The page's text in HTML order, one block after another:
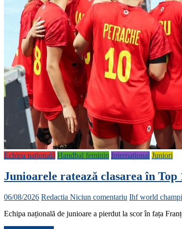
Echipa națională Handbal feminin Internațional Juniori
Junioarele ratează clasarea în Top
06/08/2026 Redactia Niciun comentariu Ihf world
Echipa națională de junioare a pierdut la scor în fața